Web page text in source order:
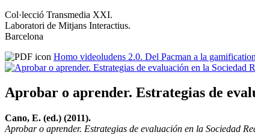
Col·lecció Transmedia XXI.
Laboratori de Mitjans Interactius.
Barcelona
Homo videoludens 2.0. Del Pacman a la gamification
Aprobar o aprender. Estrategias de
Cano, E. (ed.) (2011).
Aprobar o aprender. Estrategias de evaluación en la Sociedad